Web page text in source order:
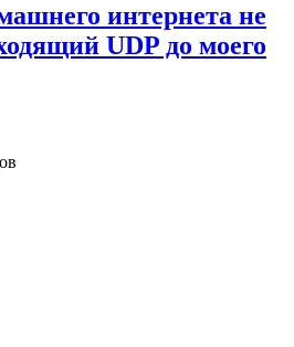
интернета не
UDP до моего